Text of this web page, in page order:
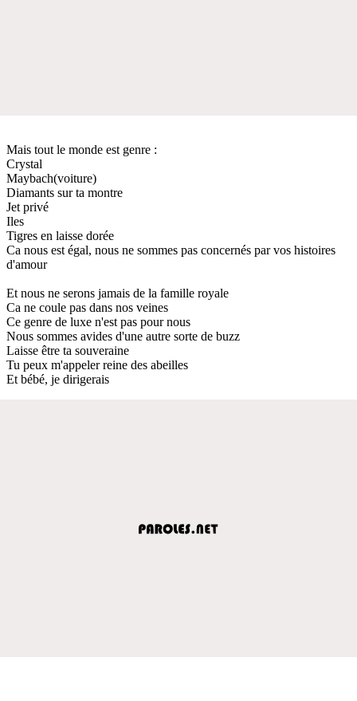
Mais tout le monde est genre :
Crystal
Maybach(voiture)
Diamants sur ta montre
Jet privé
Iles
Tigres en laisse dorée
Ca nous est égal, nous ne sommes pas concernés par vos histoires
d'amour
Et nous ne serons jamais de la famille royale
Ca ne coule pas dans nos veines
Ce genre de luxe n'est pas pour nous
Nous sommes avides d'une autre sorte de buzz
Laisse être ta souveraine
Tu peux m'appeler reine des abeilles
Et bébé, je dirigerais